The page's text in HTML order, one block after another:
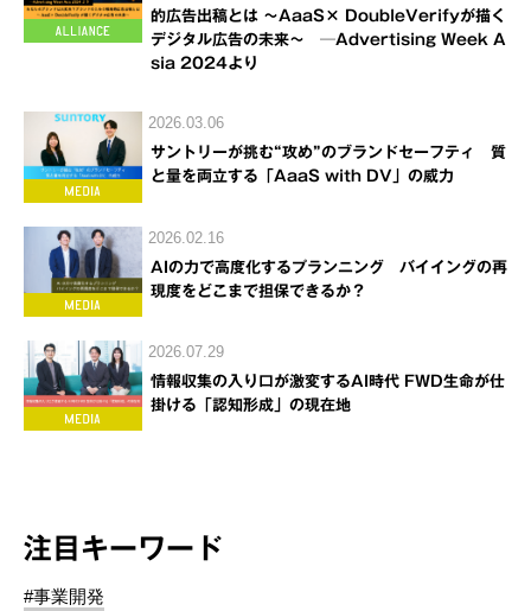
的広告出稿とは ～AaaS× DoubleVerifyが描く
デジタル広告の未来～ ─Advertising Week A
sia 2024より
2026.03.06
サントリーが挑む“攻め”のブランドセーフティ 質
と量を両立する「AaaS with DV」の威力
2026.02.16
AIの力で高度化するプランニング バイイングの再
現度をどこまで担保できるか？
2026.07.29
情報収集の入り口が激変するAI時代 FWD生命が仕
掛ける「認知形成」の現在地
注目キーワード
#事業開発